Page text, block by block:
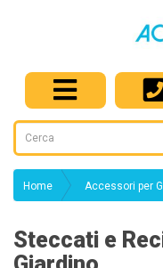
Home Accessori per
Steccati e